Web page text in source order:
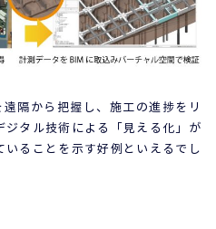
隔から把握し、施工の進捗をリ
タル技術による「見える化」が
ることを示す好例といえるでし